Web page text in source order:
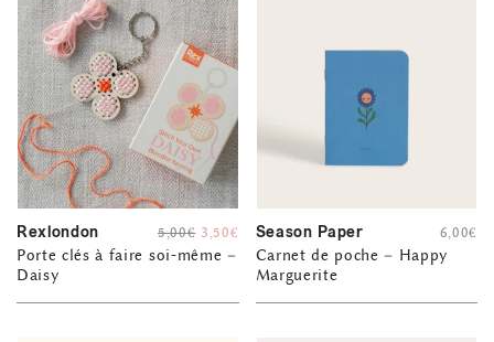
Rexlondon
Porte clés à faire soi-même –
Daisy
5,00€ 3,50€ Season Paper
Carnet de poche – Happy
Marguerite
6,00€